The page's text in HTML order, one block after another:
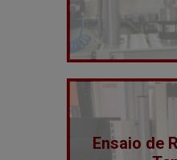
Ensaio de